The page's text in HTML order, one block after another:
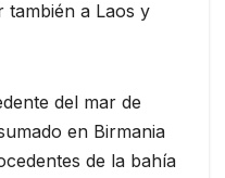
también a Laos y
del mar de
en Birmania
de la bahía